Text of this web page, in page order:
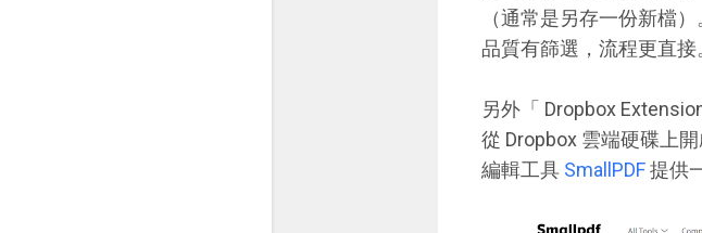
（通常是另存一份新檔
品質有篩選，流程更直接
另外「 Dropbox
從 Dropbox 雲端硬碟上
編輯工具 SmallPDF提供